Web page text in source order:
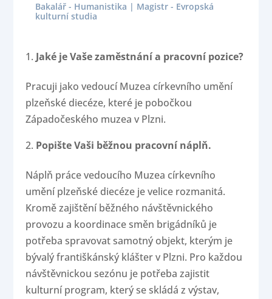
Bakalář - Humanistika | Magistr - Evropská
kulturní studia
Jaké je Vaše zaměstnání a pracovní pozice?
Pracuji jako vedoucí Muzea církevního umění
plzeňské diecéze, které je pobočkou
Západočeského muzea v Plzni.
Popište Vaši běžnou pracovní náplň.
Náplň práce vedoucího Muzea církevního
umění plzeňské diecéze je velice rozmanitá.
Kromě zajištění běžného návštěvnického
provozu a koordinace směn brigádníků je
potřeba spravovat samotný objekt, kterým je
bývalý františkánský klášter v Plzni. Pro každou
návštěvnickou sezónu je potřeba zajistit
kulturní program, který se skládá z výstav,